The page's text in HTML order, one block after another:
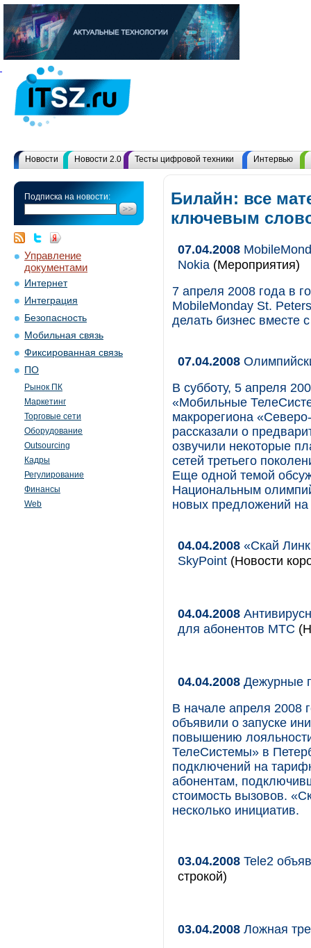
Новости Новости 2.0 Тесты цифровой техники Интервью
Подписка на новости:
Управление
документами
Интернет
Интеграция
Безопасность
Мобильная связь
Фиксированная связь
ПО
Рынок ПК
Маркетинг
Торговые сети
Оборудование
Outsourcing
Кадры
Регулирование
Финансы
Web
Билайн: все
ключевым
07.04.2008
Nokia (Мероприятия)
7 апреля 2008 года в
MobileMonday St.
делать бизнес вместе
07.04.2008
В субботу, 5 апреля
«Мобильные
макрорегиона
рассказали о
озвучили некоторые
сетей третьего
Еще одной темой
Национальным
новых предложений
04.04.2008 «Скай
SkyPoint (Новости
04.04.2008
для абонентов МТС
04.04.2008 Дежурные
В начале апреля 2008
объявили о запуске
повышению
ТелеСистемы» в
подключений на
абонентам,
стоимость вызовов.
несколько инициатив.
03.04.2008 Tele2
строкой)
03.04.2008 Ложная